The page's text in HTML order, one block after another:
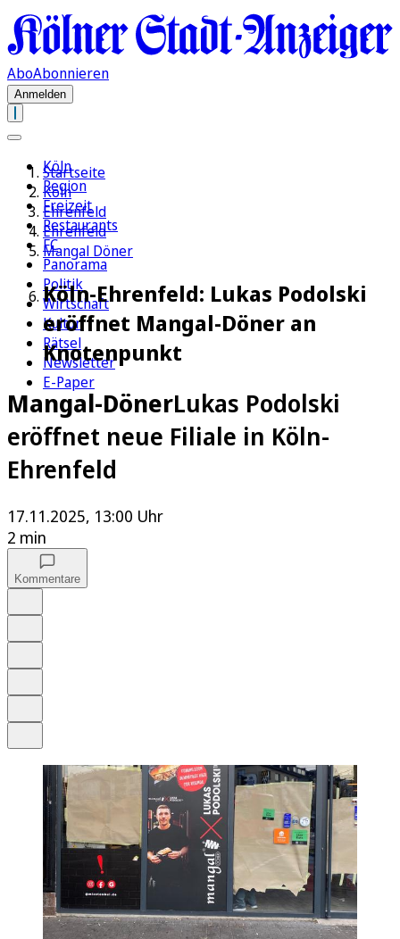
AboAbonnieren
Anmelden
Köln
Region
Freizeit
Restaurants
FC
Panorama
Politik
Wirtschaft
Kultur
Rätsel
Newsletter
E-Paper
Startseite
Köln
Ehrenfeld
Ehrenfeld
Mangal Döner
Köln-Ehrenfeld: Lukas Podolski
eröffnet Mangal-Döner an
Knotenpunkt
Mangal-DönerLukas Podolski
eröffnet neue Filiale in Köln-
Ehrenfeld
17.11.2025, 13:00 Uhr
2 min
Kommentare